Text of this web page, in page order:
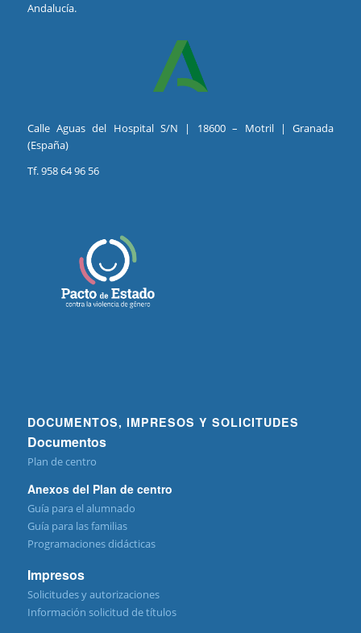
Andalucía.
Calle Aguas del Hospital S/N | 18600 – Motril | Granada
(España)
Tf. 958 64 96 56
DOCUMENTOS, IMPRESOS Y SOLICITUDES
Documentos
Plan de centro
Anexos del Plan de centro
Guía para el alumnado
Guía para las familias
Programaciones didácticas
Impresos
Solicitudes y autorizaciones
Información solicitud de títulos